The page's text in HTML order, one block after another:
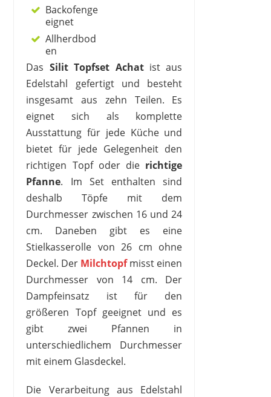
Backofenge
eignet
Allherdbod
en
Das Silit Topfset Achatist aus
Edelstahl gefertigt und besteht
insgesamt aus zehn Teilen. Es
eignet sich als komplette
Ausstattung für jede Küche und
bietet für jede Gelegenheit den
richtigen Topf oder die richtige
Pfanne. Im Set enthalten sind
deshalb Töpfe mit dem
Durchmesser zwischen 16 und 24
cm. Daneben gibt es eine
Stielkasserolle von 26 cm ohne
Deckel. Der Milchtopf misst einen
Durchmesser von 14 cm. Der
Dampfeinsatz ist für den
größeren Topf geeignet und es
gibt zwei Pfannen in
unterschiedlichem Durchmesser
mit einem Glasdeckel.
Die Verarbeitung aus Edelstahl